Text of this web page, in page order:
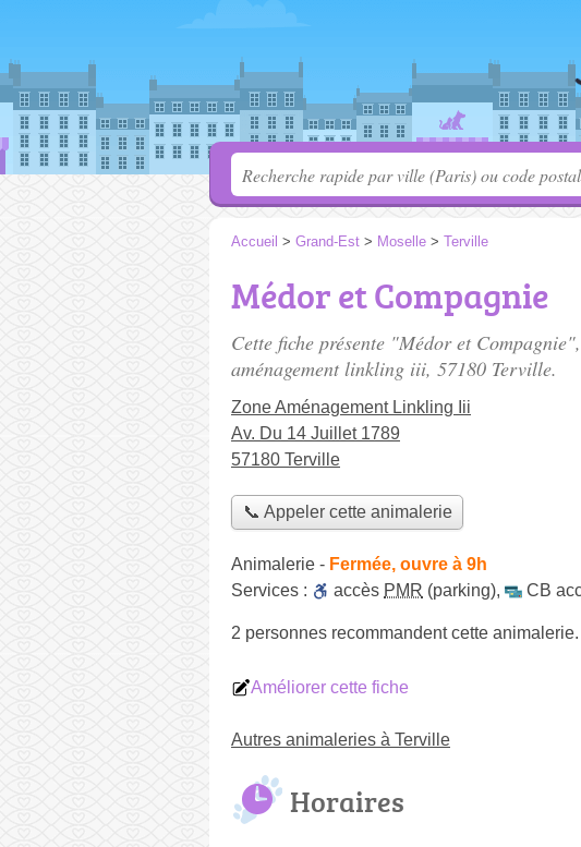
Accueil > Grand-Est > Moselle > Terville
Médor et Compagnie
Cette fiche présente "Médor et
aménagement linkling iii, 57180 Terville.
Zone Aménagement Linkling Iii
Av. Du 14 Juillet 1789
57180 Terville
📞 Appeler cette animalerie
Animalerie - Fermée, ouvre à 9h
Services :
accès PMR (parking), CB
2 personnes recommandentcette animalerie.
Améliorer cette fiche
Autres animaleries à Terville
Horaires